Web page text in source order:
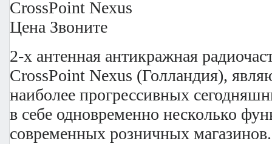
CrossPoint Nexus
Цена Звоните
2-х антенная антикражная
CrossPoint Nexus (Голландия),
наиболее прогрессивных
в себе одновременно несколько
современных розничных